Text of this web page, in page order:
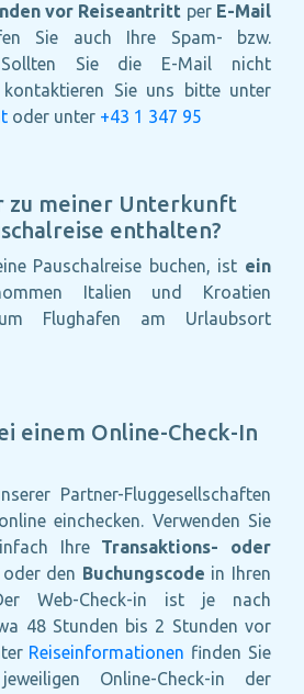
vor Reiseantritt per E-Mail
Sie auch Ihre Spam- bzw.
Sollten Sie die E-Mail nicht
kontaktieren Sie uns bitte unter
oder unter +43 1 347 95
zu meiner Unterkunft
enthalten?
Pauschalreise buchen, ist ein
Italien und Kroatien
Flughafen am Urlaubsort
einem Online-Check-In
Partner-Fluggesellschaften
einchecken. Verwenden Sie
Ihre Transaktions- oder
oder den Buchungscode in Ihren
Web-Check-in ist je nach
48 Stunden bis 2 Stunden vor
Reiseinformationen finden Sie
Online-Check-in der